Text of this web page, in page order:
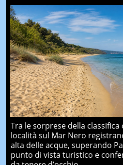
Tra le sorprese della classifica
località sul Mar Nero
alta delle acque, superando
punto di vista turistico e